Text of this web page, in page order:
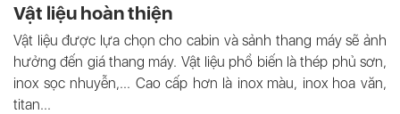
Vật liệu hoàn thiện
Vật liệu được lựa chọn cho cabin và sảnh thang máy sẽ ảnh
hưởng đến giá thang máy. Vật liệu phổ biến là thép phủ sơn,
inox sọc nhuyễn,... Cao cấp hơn là inox màu, inox hoa văn,
titan...